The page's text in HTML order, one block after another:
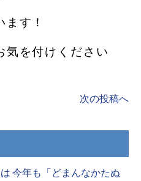
す！
気を付けください
次の投稿へ
今年も「どまんなかたぬ